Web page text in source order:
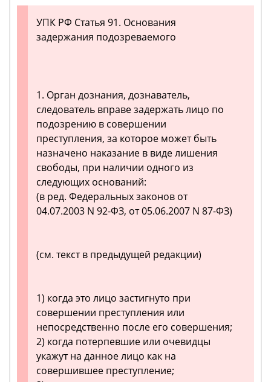
УПК РФ Статья 91. Основания
задержания подозреваемого
1. Орган дознания, дознаватель,
следователь вправе задержать лицо по
подозрению в совершении
преступления, за которое может быть
назначено наказание в виде лишения
свободы, при наличии одного из
следующих оснований:
(в ред. Федеральных законов от
04.07.2003 N 92-ФЗ, от 05.06.2007 N 87-ФЗ)
(см. текст в предыдущей редакции)
1) когда это лицо застигнуто при
совершении преступления или
непосредственно после его совершения;
2) когда потерпевшие или очевидцы
укажут на данное лицо как на
совершившее преступление;